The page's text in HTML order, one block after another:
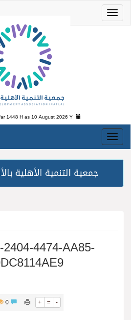
1448 H as10 August 2026 Y
جمعية التنمية الأهلية
4474-AA85-
+ = -